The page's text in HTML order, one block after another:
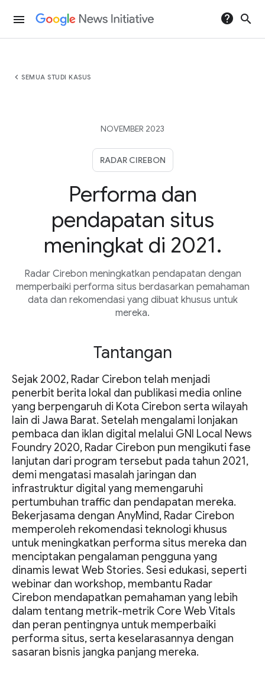
menu help search
chevron_left SEMUA STUDI KASUS
NOVEMBER 2023
RADAR CIREBON
Performa dan
pendapatan situs
meningkat di 2021.
Radar Cirebon meningkatkan pendapatan dengan
memperbaiki performa situs berdasarkan pemahaman
data dan rekomendasi yang dibuat khusus untuk
mereka.
Tantangan
Sejak 2002, Radar Cirebon telah menjadi
penerbit berita lokal dan publikasi media online
yang berpengaruh di Kota Cirebon serta wilayah
lain di Jawa Barat. Setelah mengalami lonjakan
pembaca dan iklan digital melalui GNI Local News
Foundry 2020, Radar Cirebon pun mengikuti fase
lanjutan dari program tersebut pada tahun 2021,
demi mengatasi masalah jaringan dan
infrastruktur digital yang memengaruhi
pertumbuhan traffic dan pendapatan mereka.
Bekerjasama dengan AnyMind, Radar Cirebon
memperoleh rekomendasi teknologi khusus
untuk meningkatkan performa situs mereka dan
menciptakan pengalaman pengguna yang
dinamis lewat Web Stories. Sesi edukasi, seperti
webinar dan workshop, membantu Radar
Cirebon mendapatkan pemahaman yang lebih
dalam tentang metrik-metrik Core Web Vitals
dan peran pentingnya untuk memperbaiki
performa situs, serta keselarasannya dengan
sasaran bisnis jangka panjang mereka.